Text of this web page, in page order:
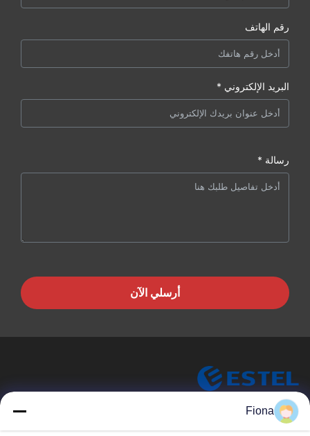
رقم الهاتف
البريد الإلكتروني *
رسالة *
أرسلي الآن
ESTEL (GUANGDONG) TECHNOLOGY CO., LTD.
Fiona